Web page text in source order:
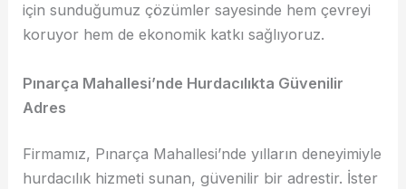
için sunduğumuz çözümler sayesinde hem çevreyi
koruyor hem de ekonomik katkı sağlıyoruz.
Pınarça Mahallesi’nde Hurdacılıkta Güvenilir
Adres
Firmamız, Pınarça Mahallesi’nde yılların deneyimiyle
hurdacılık hizmeti sunan, güvenilir bir adrestir. İster